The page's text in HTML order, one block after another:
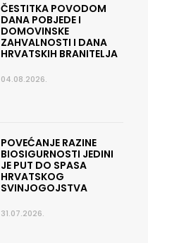
ČESTITKA POVODOM
DANA POBJEDE I
DOMOVINSKE
ZAHVALNOSTI I DANA
HRVATSKIH BRANITELJA
04.08.2026.
POVEĆANJE RAZINE
BIOSIGURNOSTI JEDINI
JE PUT DO SPASA
HRVATSKOG
SVINJOGOJSTVA
31.07.2026.